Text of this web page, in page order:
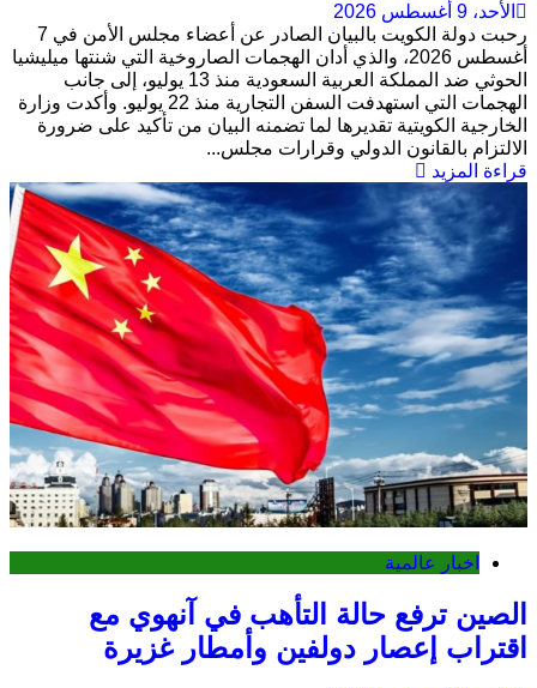
الأحد، 9 أغسطس 2026
رحبت دولة الكويت بالبيان الصادر عن أعضاء مجلس الأمن في 7
أغسطس 2026، والذي أدان الهجمات الصاروخية التي شنتها ميليشيا
الحوثي ضد المملكة العربية السعودية منذ 13 يوليو، إلى جانب
الهجمات التي استهدفت السفن التجارية منذ 22 يوليو. وأكدت وزارة
الخارجية الكويتية تقديرها لما تضمنه البيان من تأكيد على ضرورة
الالتزام بالقانون الدولي وقرارات مجلس...
قراءة المزيد
اخبار عالمية
الصين ترفع حالة التأهب في آنهوي مع
اقتراب إعصار دولفين وأمطار غزيرة